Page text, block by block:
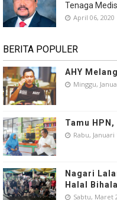
Tenaga Medis
April 06, 2020
BERITA POPULER
AHY
Minggu,
Tamu
Rabu, Januari
Nagari
Halal
Sabtu, Maret